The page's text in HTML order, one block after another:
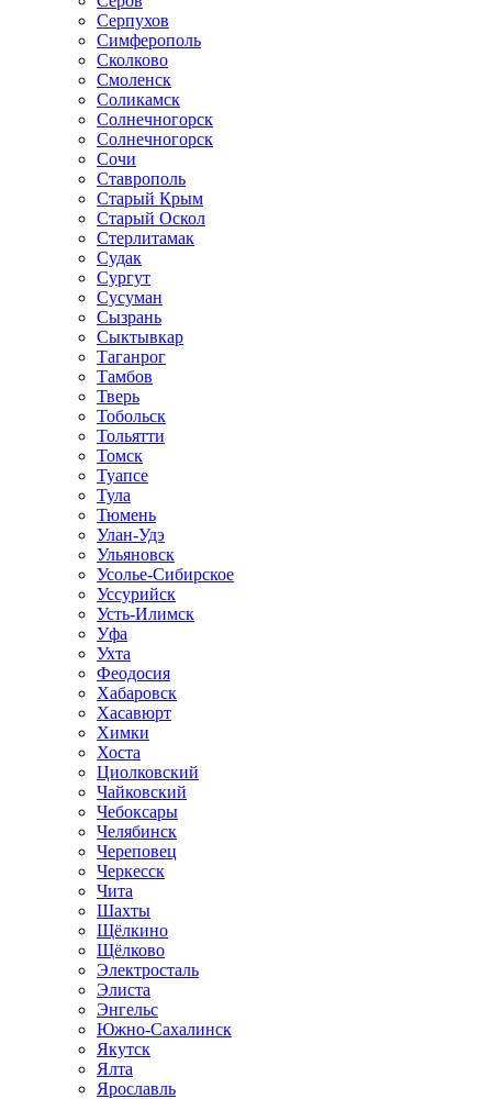
Серпухов
Симферополь
Сколково
Смоленск
Соликамск
Солнечногорск
Солнечногорск
Сочи
Ставрополь
Старый Крым
Старый Оскол
Стерлитамак
Судак
Сургут
Сусуман
Сызрань
Сыктывкар
Таганрог
Тамбов
Тверь
Тобольск
Тольятти
Томск
Туапсе
Тула
Тюмень
Улан-Удэ
Ульяновск
Усолье-Сибирское
Уссурийск
Усть-Илимск
Уфа
Ухта
Феодосия
Хабаровск
Хасавюрт
Химки
Хоста
Циолковский
Чайковский
Чебоксары
Челябинск
Череповец
Черкесск
Чита
Шахты
Щёлкино
Щёлково
Электросталь
Элиста
Энгельс
Южно-Сахалинск
Якутск
Ялта
Ярославль